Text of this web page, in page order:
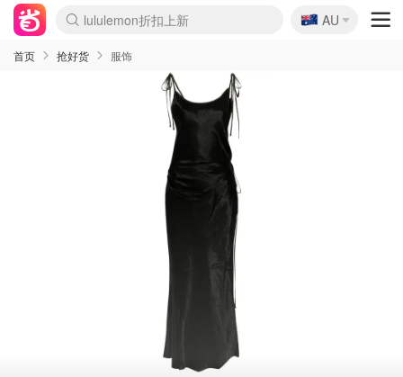
Sasa美妆护肤3.5折
SSENSE年中2.5折
FreshBeauty好价汇总
Cettire降价+叠9折
WWS Coles超市实拍
viagogo二手票捡漏
Myer超级周末
The Outnet奢牌1折起
David Jones 3折起
Flannels大牌1折
Perfumes Club护肤1折
AMIRO面罩$251
Amazon折扣汇总
eToro入金$200送$50
Amazon数码好物
ICONIC本周7.5折
ThedoubleF高奢地板价
Moose Knuckles 6折
丝芙兰5折起
EUFY摄像头$98
Selenichast首饰2折
Trip机票酒店促销
YSL送5件彩妆礼
Amazon家居好物
Amazon美妆护肤
雅漾大喷$8
过敏原检测盒$33
伊索独家赠50ml沐浴露
科颜氏高保湿面霜$29
SEALIFE海洋馆门票6折
丝塔芙大白罐$16
订阅Newsletter送香薰
Cult Beauty 6.8折
Harrods圣诞日历$525
LN-CC奢牌私促3折
d'Alba空姐喷雾$16
EVE LOM套装£56
Bernardelli独家4折
Adore Beauty 6折起
CT圣诞日历
Mytheresa奢品2.7折
Luxury Escapes 9折
Currentbody美容仪$881
MOON Garden Live
Roborock扫地机$649
Tingo Life水杯$24
Valentino官网5折
CR洗护套装$23
修丽可4件套$159
Myer彩妆2件7折
GANNI官网4.5折
Stylevana韩妆4折
Tessabit高奢8.5折
OGX洗发水$11
Amazon阿德莱德次日达
卡诗8.5折+赠礼
Philips Hue灯具8折
🇦🇺
AU
首页 抢好货 服饰